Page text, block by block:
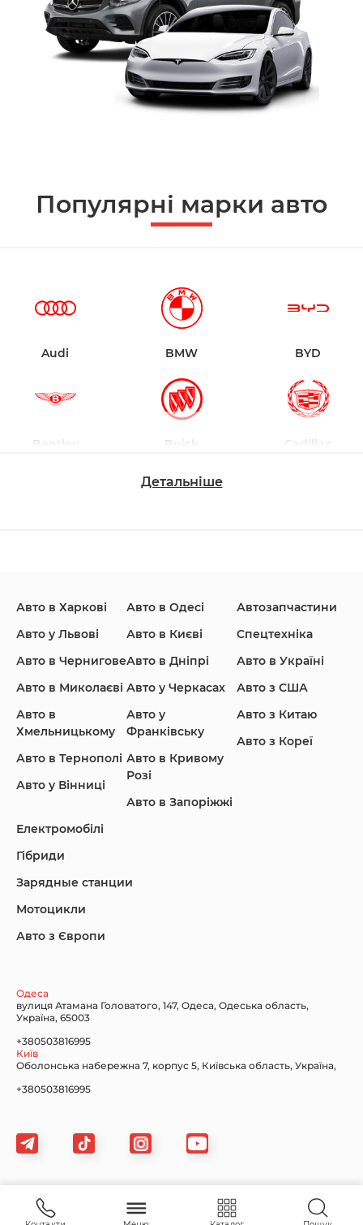
Популярні марки авто
Audi BMW BYD
Bentley Buick Cadillac
Honda Hyundai
Infiniti Jaguar Jeep
Land Rover
Nissan
Детальніше
Авто в Харкові
Авто у Львові
Авто в Чернигове
Авто в Миколаєві
Авто в
Хмельницькому
Авто в Тернополі
Авто у Вінниці
Авто в Одесі
Авто в Києві
Авто в Дніпрі
Авто у Черкасах
Авто у
Франківську
Авто в Кривому
Розі
Авто в Запоріжжі
Автозапчастини
Спецтехніка
Авто в Україні
Авто з США
Авто з Китаю
Авто з Кореї
Електромобілі
Гібриди
Зарядные станции
Мотоцикли
Авто з Європи
Одеса
вулиця Атамана Головатого, 147, Одеса, Одеська область,
Україна, 65003
+380503816995
Київ
Оболонська набережна 7, корпус 5, Київська область, Україна,
+380503816995
Картка сайту